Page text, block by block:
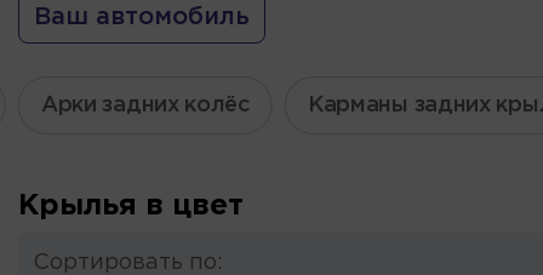
Ваш автомобиль
Арки задних колёс Карманы задних
Крылья в цвет
Сортировать по: